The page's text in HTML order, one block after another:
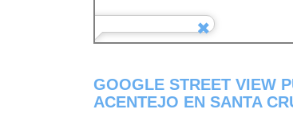
GOOGLE STREET VIEW
ACENTEJO EN SANTA